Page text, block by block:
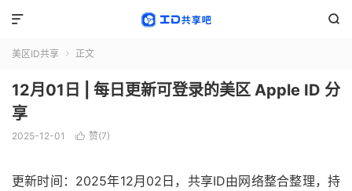


美区ID共享  正文
12月01日 | 每日更新可登录的美区 Apple ID 分
享
2025-12-01  赞(7)
更新时间：2025年12月02日，共享ID由网络整合整理，持